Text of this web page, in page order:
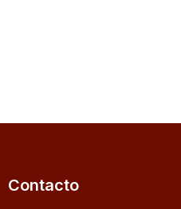
Contacto